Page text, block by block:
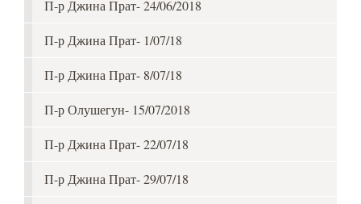
П-р Джина Прат- 24/06/2018
П-р Джина Прат- 1/07/18
П-р Джина Прат- 8/07/18
П-р Олушегун- 15/07/2018
П-р Джина Прат- 22/07/18
П-р Джина Прат- 29/07/18